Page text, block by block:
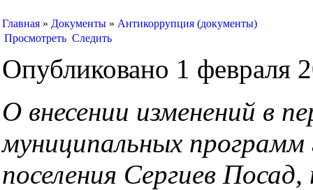
Главная » Документы » Антикоррупция (документы)
Просмотреть Следить
Опубликовано 1 февраля
О внесении изменений в
муниципальных программ
поселения Сергиев